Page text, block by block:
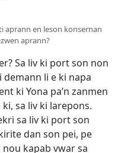
aprann en leson konsernan
aprann?
Sa liv ki port son non
demann li e ki napa
ki Yona pa’n zanmen
sa liv ki larepons.
sa liv ki port son
dan son pei, pe
kapab vwar sa